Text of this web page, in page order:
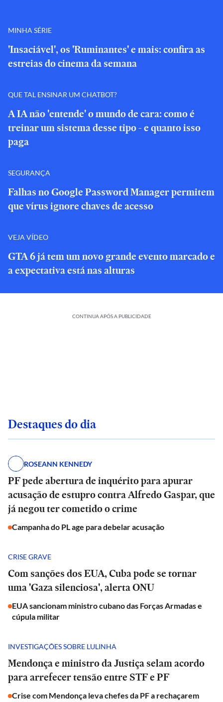
MINHA SÉRIE
'Insaciável', os 'Ruminantes' e mais: confira as
estreias do cinema da semana
QUE TAL ENSINAR UM CHATBOT?
A IA não 'entende' o mundo de cara: como é
treinar um sistema desse tipo - e quanto isso
paga
SEGURANÇA
Falhas no Google Password Manager permitem
que vírus ignore chaves de acesso
VEJA VÍDEO
GTA 6 já tem um novo grande evento marcado e
a expectativa está nas alturas
CONTINUA APÓS A PUBLICIDADE
Destaques do dia
ROSEANN KENNEDY
PF pede abertura de inquérito para apurar
acusação de estupro contra Alfredo Gaspar, que
já negou ter cometido o crime
Campanha do PL age para debelar acusação
CRISE GRAVE
Com sanções dos EUA, Cuba pode se tornar
uma 'Gaza silenciosa', alerta ONU
EUA sancionam ministro cubano das Forças Armadas e
cúpula militar
INVESTIGAÇÕES SOBRE LULINHA
Mendonça e ministro da Justiça selam acordo
para arrefecer tensão entre STF e PF
Crise com Mendonça leva chefes da PF a rechaçarem